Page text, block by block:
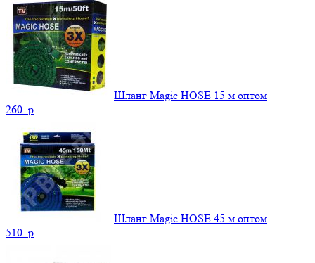
Шланг Magic HOSE 15 м оптом
260. p
Шланг Magic HOSE 45 м оптом
510. p